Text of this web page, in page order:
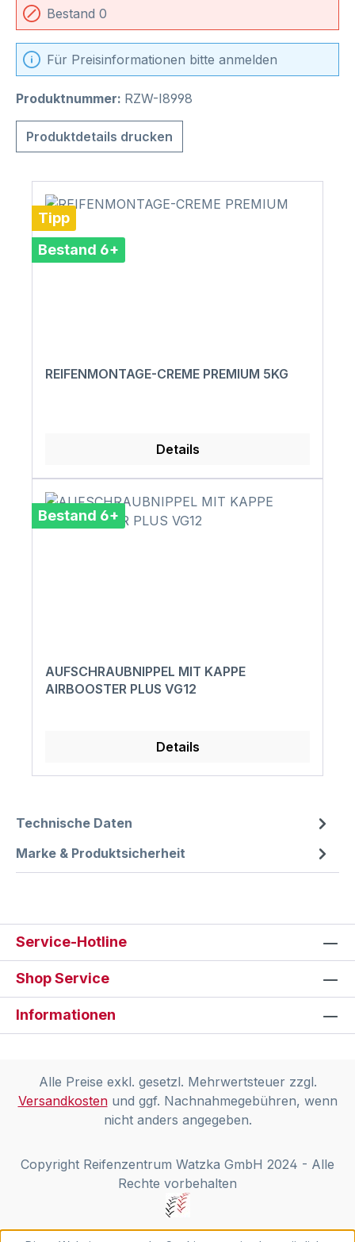
Bestand 0
Für Preisinformationen bitte anmelden
Produktnummer: RZW-I8998
Produktdetails drucken
Tipp
Bestand 6+
REIFENMONTAGE-CREME PREMIUM 5KG
Details
Bestand 6+
AUFSCHRAUBNIPPEL MIT KAPPE
AIRBOOSTER PLUS VG12
Details
Technische Daten
Marke & Produktsicherheit
Service-Hotline
Shop Service
Informationen
Alle Preise exkl. gesetzl. Mehrwertsteuer zzgl.
Versandkostenund ggf. Nachnahmegebühren, wenn
nicht anders angegeben.
Copyright Reifenzentrum Watzka GmbH 2024 - Alle
Rechte vorbehalten